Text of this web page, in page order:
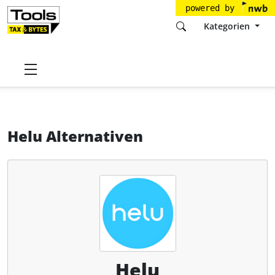
powered by
Kategorien
Startseite
Helu Alternativen
Helu